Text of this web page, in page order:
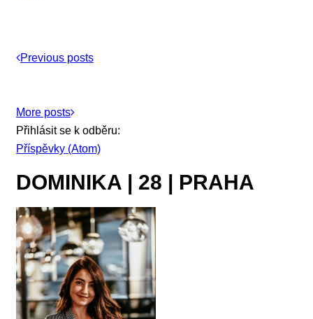
Previous posts
More posts
Přihlásit se k odběru:
Příspěvky (Atom)
DOMINIKA | 28 | PRAHA